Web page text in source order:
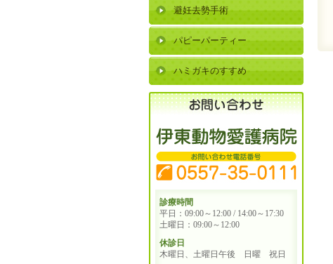
避妊去勢手術
パピーパーティー
ハミガキのすすめ
診療時間
平日：09:00～12:00 / 14:00～17:30
土曜日：09:00～12:00
休診日
木曜日、土曜日午後 日曜 祝日